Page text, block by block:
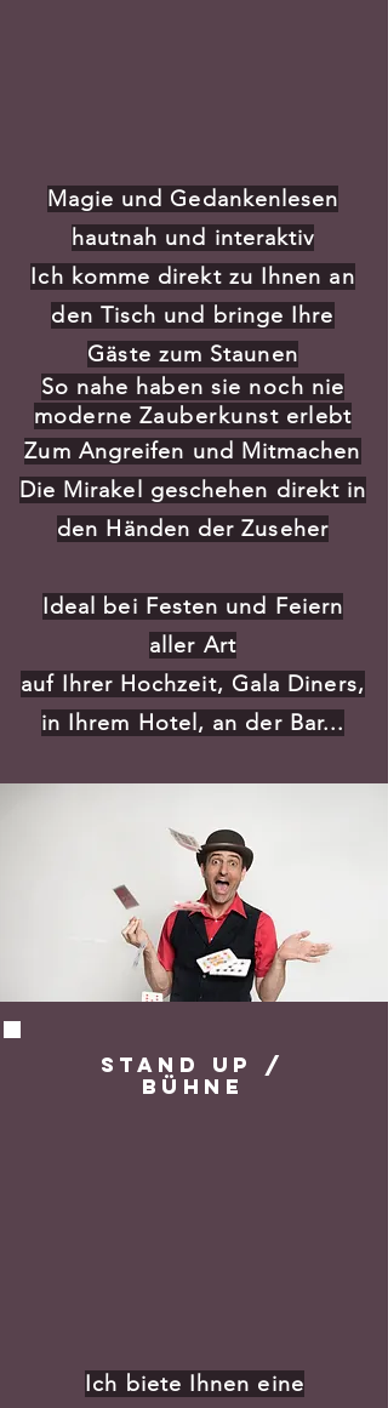
Magie und Gedankenlesen
hautnah und interaktiv
Ich komme direkt zu Ihnen an
den Tisch und bringe Ihre
Gäste zum Staunen
So nahe haben sie noch nie
moderne Zauberkunst erlebt
Zum Angreifen und Mitmachen
Die Mirakel geschehen direkt in
den Händen der Zuseher
Ideal bei Festen und Feiern
aller Art
auf Ihrer Hochzeit, Gala Diners,
in Ihrem Hotel, an der Bar...
Stand Up /
Bühne
Ich biete Ihnen eine